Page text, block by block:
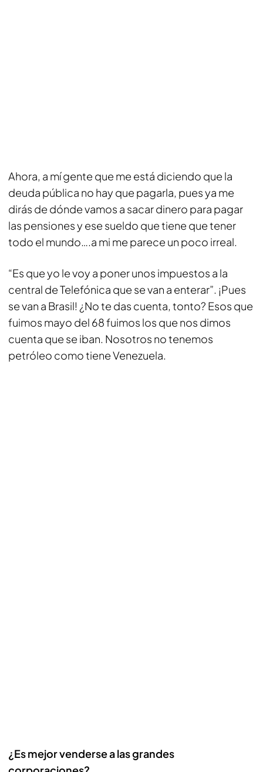
Ahora, a mí gente que me está diciendo que la
deuda pública no hay que pagarla, pues ya me
dirás de dónde vamos a sacar dinero para pagar
las pensiones y ese sueldo que tiene que tener
todo el mundo….a mi me parece un poco irreal.
“Es que yo le voy a poner unos impuestos a la
central de Telefónica que se van a enterar”. ¡Pues
se van a Brasil! ¿No te das cuenta, tonto? Esos que
fuimos mayo del 68 fuimos los que nos dimos
cuenta que se iban. Nosotros no tenemos
petróleo como tiene Venezuela.
¿Es mejor venderse a las grandes